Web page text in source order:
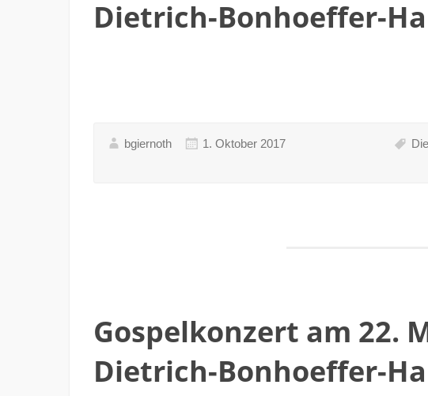
Dietrich-Bonhoeffer-
bgiernoth 1. Oktober 2017
Gospelkonzert am 22.
Dietrich-Bonhoeffer-